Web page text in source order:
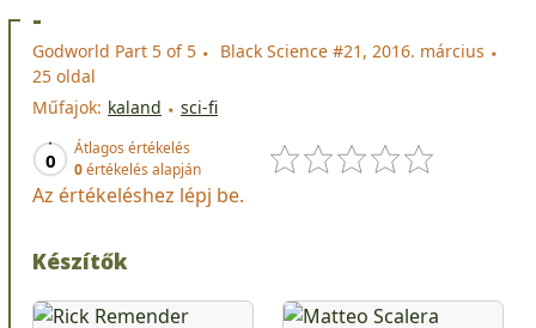
-
Godworld Part 5 of 5
Black Science #21, 2016. március
25 oldal
Műfajok: kaland sci-fi
0
Átlagos értékelés
0értékelés alapján
Az értékeléshez lépj be.
Készítők